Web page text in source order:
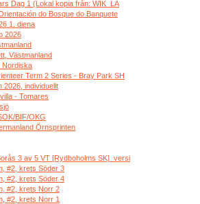
Dag 1 (Lokal kopia från: WIK_LA
do Bosque do Banquete
1. diena
2026
Västmanland
Nordiska
Term 2 Series - Bray Park SH
2026, individuellt
- Tomares
BIF/OKG
Örnsprinten
3 av 5 VT [Rydboholms SK]_versi
#2, krets Söder 3
#2, krets Söder 4
#2, krets Norr 2
#2, krets Norr 1